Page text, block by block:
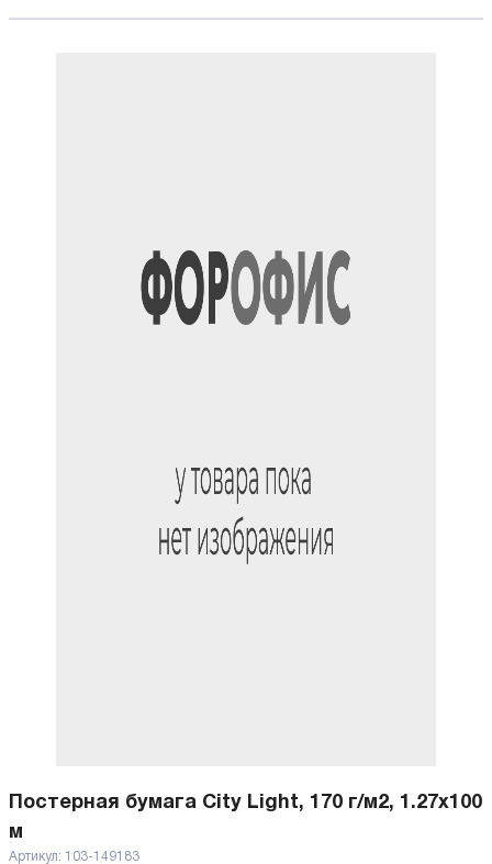
Постерная бумага City Light, 170 г/м2, 1.27x100
м
Артикул: 103-149183